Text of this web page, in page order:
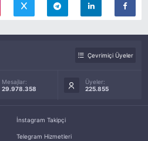
Çevrimiçi Üyeler
Mesajlar:
29.978.358
Üyeler:
225.855
İnstagram Takipçi
Telegram Hizmetleri